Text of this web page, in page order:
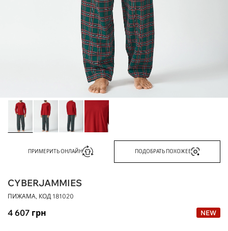
ПРИМЕРИТЬ ОНЛАЙН ПОДОБРАТЬ ПОХОЖЕЕ
CYBERJAMMIES
ПИЖАМА, КОД 181020
4 607 грн NEW